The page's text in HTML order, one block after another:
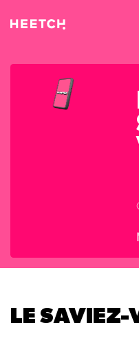
LE SAVIEZ-